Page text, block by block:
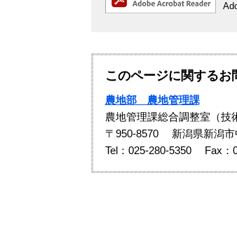
このページに関するお
農地部 農地管理課
農地管理課総合調整室（技
〒950-8570
新潟県新潟
Tel：025-280-5350
Fax：